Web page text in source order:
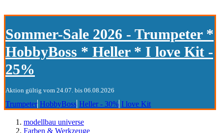
Sommer-Sale 2026 - Trumpeter *
HobbyBoss * Heller * I love Kit -
25%
Aktion gültig vom 24.07. bis 06.08.2026
Trumpeter HobbyBoss Heller - 30% I love Kit
modellbau universe
Farben & Werkzeuge